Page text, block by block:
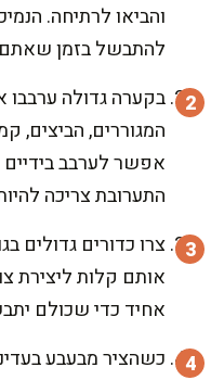
והביאו לרתיחה.
להתבשל בזמן שאתם
בקערה גדולה ערבבו
המגוררים, הביצים,
אפשר לערבב
התערובת צריכה
צרו כדורים גדולים
אותם קלות ליצירת
אחיד כדי שכולם
כשהציר מבעבע